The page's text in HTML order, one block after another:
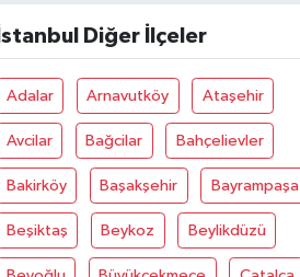
6618.49
13.773 -19
İstanbul Diğer İlçeler
Adalar Arnavutköy Ataşehir
Avcilar Bağcilar Bahçelievler
Bakirköy Başakşehir Bayrampaşa
Beşiktaş Beykoz Beylikdüzü